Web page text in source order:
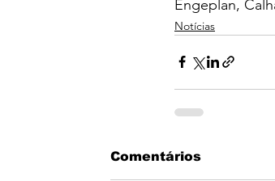
Engeplan,
Notícias
Comentários